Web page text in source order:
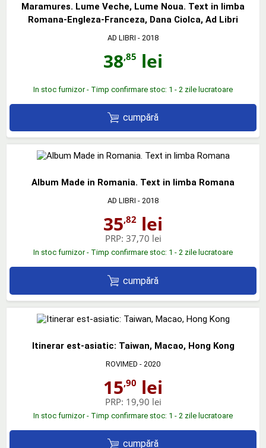
Maramures. Lume Veche, Lume Noua. Text in limba
Romana-Engleza-Franceza, Dana Ciolca, Ad Libri
AD LIBRI - 2018
38,85 lei
In stoc furnizor - Timp confirmare stoc: 1 - 2 zile lucratoare
cumpără
Album Made in Romania. Text in limba Romana
AD LIBRI - 2018
35,82 lei
PRP: 37,70 lei
In stoc furnizor - Timp confirmare stoc: 1 - 2 zile lucratoare
cumpără
Itinerar est-asiatic: Taiwan, Macao, Hong Kong
ROVIMED - 2020
15,90 lei
PRP: 19,90 lei
In stoc furnizor - Timp confirmare stoc: 1 - 2 zile lucratoare
cumpără